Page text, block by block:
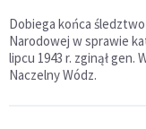
Dobiega końca
Narodowej w sprawie
lipcu 1943 r. zginął gen.
Naczelny Wódz.